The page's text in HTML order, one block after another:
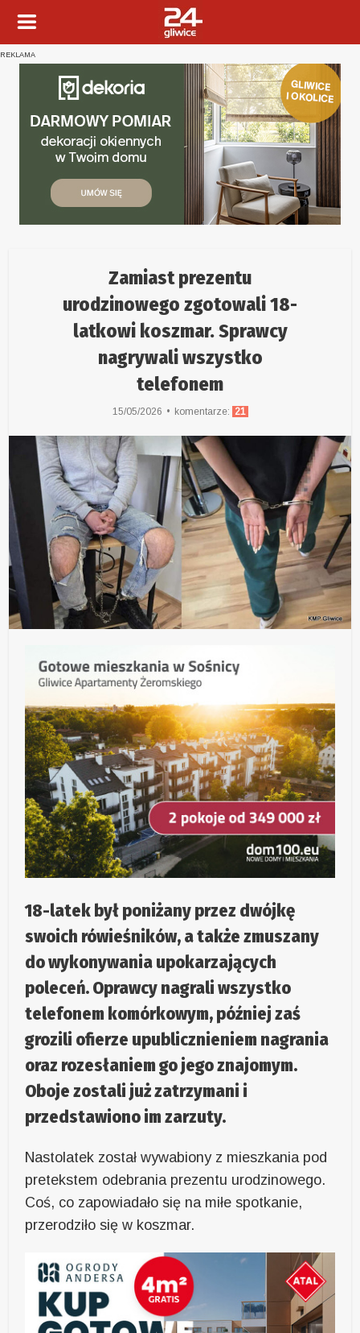
REKLAMA
Zamiast prezentu
urodzinowego zgotowali 18-
latkowi koszmar. Sprawcy
nagrywali wszystko
telefonem
15/05/2026 komentarze: 21
18-latek był poniżany przez dwójkę
swoich rówieśników, a także zmuszany
do wykonywania upokarzających
poleceń. Oprawcy nagrali wszystko
telefonem komórkowym, później zaś
grozili ofierze upublicznieniem nagrania
oraz rozesłaniem go jego znajomym.
Oboje zostali już zatrzymani i
przedstawiono im zarzuty.
Nastolatek został wywabiony z mieszkania pod
pretekstem odebrania prezentu urodzinowego.
Coś, co zapowiadało się na miłe spotkanie,
przerodziło się w koszmar.